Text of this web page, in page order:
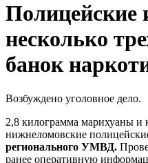
Полицейские
несколько
банок
Возбуждено уголовное дело.
2,8 килограмма марихуаны и
нижнеломовские
регионального УМВД.
ранее оперативную